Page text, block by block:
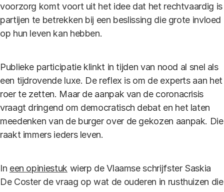
voorzorg komt voort uit het idee dat het rechtvaardig is
partijen te betrekken bij een beslissing die grote invloed
op hun leven kan hebben.
Publieke participatie klinkt in tijden van nood al snel als
een tijdrovende luxe. De reflex is om de experts aan het
roer te zetten. Maar de aanpak van de coronacrisis
vraagt dringend om democratisch debat en het laten
meedenken van de burger over de gekozen aanpak. Die
raakt immers ieders leven.
In een opiniestuk wierp de Vlaamse schrijfster Saskia
De Coster de vraag op wat de ouderen in rusthuizen die